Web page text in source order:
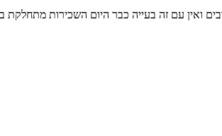
כולנו ביחסים טובים ואין עם זה בעייה כבר היום השכירות